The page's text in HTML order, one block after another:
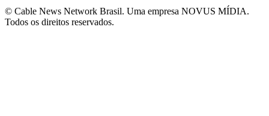
© Cable News Network Brasil. Uma empresa NOVUS MÍDIA.
Todos os direitos reservados.